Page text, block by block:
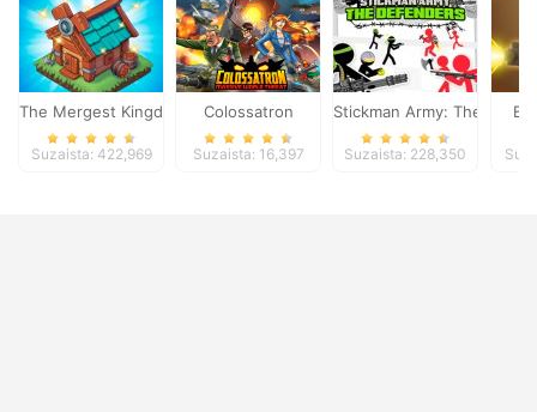
The Mergest Kingdom
Suzaista: 422,969
Colossatron
Suzaista: 16,397
Stickman Army: The
Suzaista: 228,350